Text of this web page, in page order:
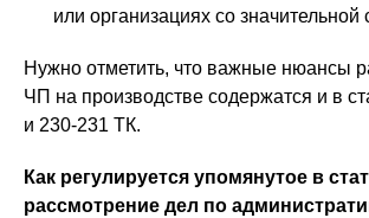
или организациях со
Нужно отметить, что важные нюансы
ЧП на производстве содержатся и в
и 230-231 ТК.
Как регулируется упомянутое в
рассмотрение дел по